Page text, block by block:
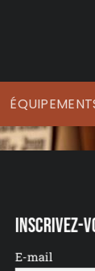
Inscrivez-
E-mail